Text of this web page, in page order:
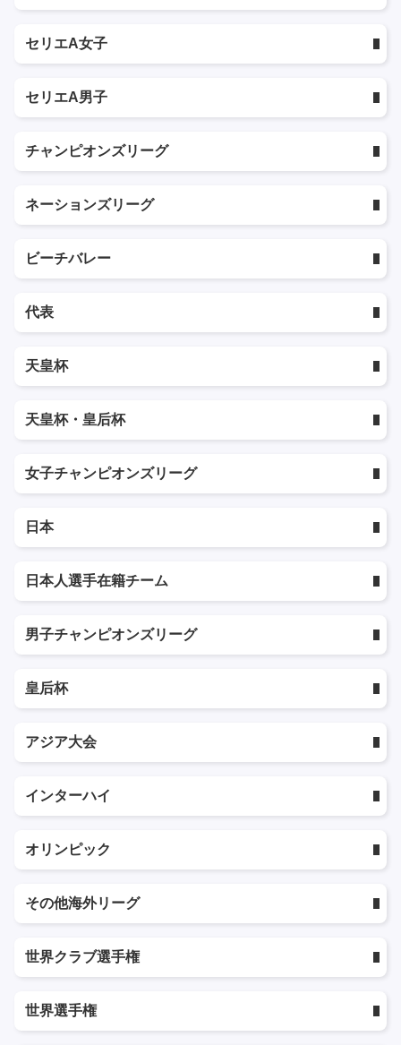
セリエA女子
セリエA男子
チャンピオンズリーグ
ネーションズリーグ
ビーチバレー
代表
天皇杯
天皇杯・皇后杯
女子チャンピオンズリーグ
日本
日本人選手在籍チーム
男子チャンピオンズリーグ
皇后杯
アジア大会
インターハイ
オリンピック
その他海外リーグ
世界クラブ選手権
世界選手権